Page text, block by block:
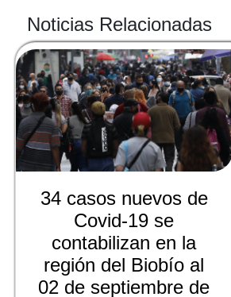
Noticias Relacionadas
34 casos nuevos de
Covid-19 se
contabilizan en la
región del Biobío al
02 de septiembre de